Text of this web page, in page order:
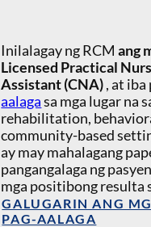
Inilalagay ng RCMang
Licensed Practical
Assistant (CNA), at iba
aalagasa mga lugar na
rehabilitation,
community-based
ay may mahalagang
pangangalaga ng
mga positibong resulta
GALUGARIN ANG
PAG-AALAGA